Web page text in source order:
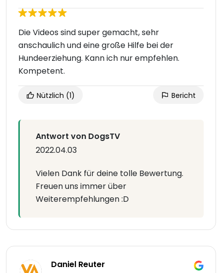
Die Videos sind super gemacht, sehr
anschaulich und eine große Hilfe bei der
Hundeerziehung. Kann ich nur empfehlen.
Kompetent.
Nützlich (1) Bericht
Antwort von DogsTV
2022.04.03
Vielen Dank für deine tolle Bewertung.
Freuen uns immer über
Weiterempfehlungen :D
Daniel Reuter